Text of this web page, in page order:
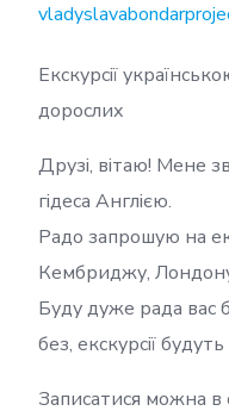
Екскурсії
дорослих
Друзі, вітаю! Мене
гідеса Англією.
Радо запрошую на
Кембриджу,
Буду дуже рада вас
без, екскурсії
Записатися можна в